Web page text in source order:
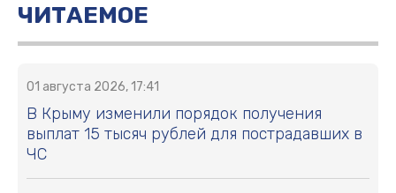
ЧИТАЕМОЕ
01 августа 2026, 17:41
В Крыму изменили порядок получения
выплат 15 тысяч рублей для пострадавших в
ЧС